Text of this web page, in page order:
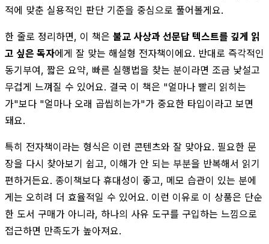
적에 맞춘 실용적인 판단 기준을 중심으로 풀어볼게요.
한 줄로 정리하면, 이 책은 불교 사상과 선문답 텍스트를 깊게 읽
고 싶은 독자에게 잘 맞는 해설형 전자책이에요. 반대로 즉각적인
동기부여, 짧은 요약, 빠른 실행법을 찾는 분이라면 조금 낯설고
무겁게 느껴질 수 있어요. 결국 이 책은 "얼마나 빨리 읽히는
가"보다 "얼마나 오래 곱씹히는가"가 중요한 타입이라고 보면
돼요.
특히 전자책이라는 형식은 이런 콘텐츠와 잘 맞아요. 필요한 문
장을 다시 찾아보기 쉽고, 이해가 안 되는 부분을 반복해서 읽기
편하거든요. 종이책보다 휴대성이 좋고, 메모 습관이 있는 분에
게는 오히려 더 효율적일 수 있어요. 이런 이유로 이 상품은 단순
한 도서 구매가 아니라, 하나의 사유 도구를 구입하는 느낌으로
접근하면 만족도가 높아져요.